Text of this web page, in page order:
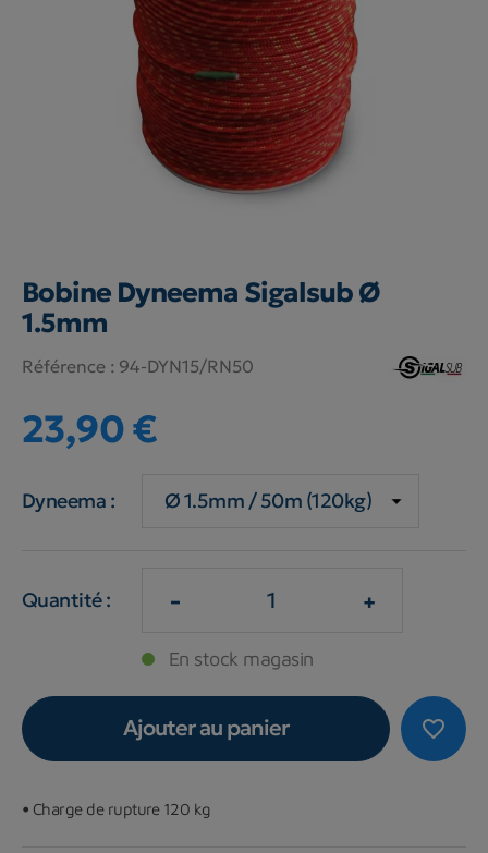
Bobine Dyneema Sigalsub Ø
1.5mm
Référence : 94-DYN15/RN50
23,90 €
Dyneema :
Quantité : - +
En stock magasin
favorite_border
Ajouter au panier
• Charge de rupture 120 kg